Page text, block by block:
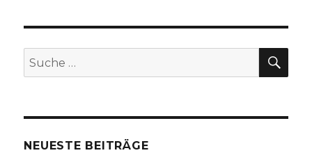
Suche
nach:
NEUESTE BEITRÄGE